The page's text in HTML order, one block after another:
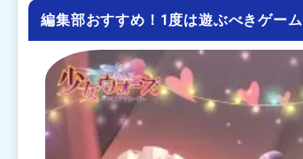
編集部おすすめ！1度は遊ぶべきゲーム